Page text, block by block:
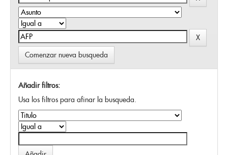
Comenzar nueva busqueda
Añadir filtros:
Usa los filtros para afinar la busqueda.